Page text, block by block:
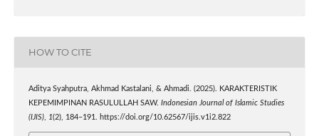
HOW TO CITE
Aditya Syahputra, Akhmad Kastalani, & Ahmadi. (2025). KARAKTERISTIK
KEPEMIMPINAN RASULULLAH SAW. Indonesian Journal of Islamic Studies
(IJIS), 1(2), 184–191. https://doi.org/10.62567/ijis.v1i2.822